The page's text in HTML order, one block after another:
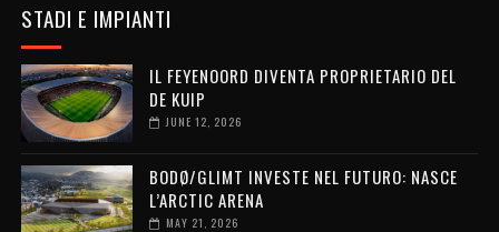
STADI E IMPIANTI
IL FEYENOORD DIVENTA PROPRIETARIO DEL
DE KUIP
JUNE 12, 2026
BODØ/GLIMT INVESTE NEL FUTURO: NASCE
L’ARCTIC ARENA
MAY 21, 2026